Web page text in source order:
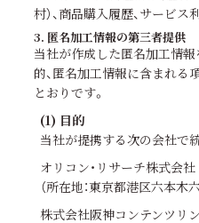
村）、商品購入履歴、サービス
3. 匿名加工情報の第三者提供
当社が作成した匿名加工情
的、匿名加工情報に含まれる
とおりです。
(1) 目的
当社が提携する次の会社で
オリコン・リサーチ株式会社
（所在地：東京都港区六本木
株式会社阪神コンテンツリ